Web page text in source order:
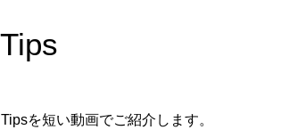
を短い動画でご紹介します。